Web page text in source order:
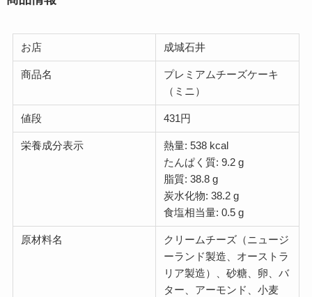
お店 成城石井
商品名
プレミアムチーズケーキ
（ミニ）
値段 431円
栄養成分表示
熱量: 538 kcal
たんぱく質: 9.2 g
脂質: 38.8 g
炭水化物: 38.2 g
食塩相当量: 0.5 g
原材料名
クリームチーズ（ニュージ
ーランド製造、オーストラ
リア製造）、砂糖、卵、バ
ター、アーモンド、小麦